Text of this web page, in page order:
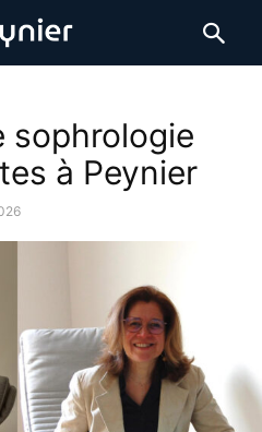
sophrologie
à Peynier